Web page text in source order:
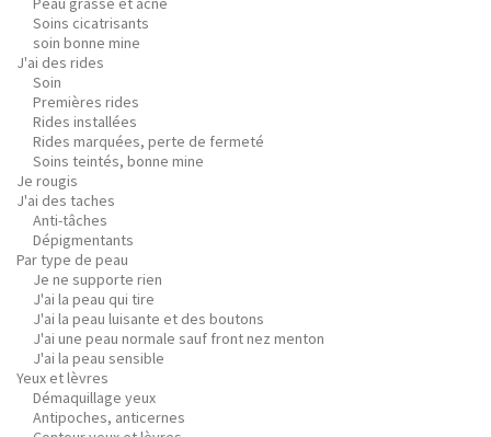
Soins cicatrisants
soin bonne mine
J'ai des rides
Soin
Premières rides
Rides installées
Rides marquées, perte de fermeté
Soins teintés, bonne mine
Je rougis
J'ai des taches
Anti-tâches
Dépigmentants
Par type de peau
Je ne supporte rien
J'ai la peau qui tire
J'ai la peau luisante et des boutons
J'ai une peau normale sauf front nez menton
J'ai la peau sensible
Yeux et lèvres
Démaquillage yeux
Antipoches, anticernes